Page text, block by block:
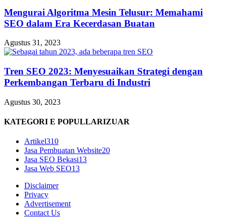
Mengurai Algoritma Mesin Telusur: Memahami
SEO dalam Era Kecerdasan Buatan
Agustus 31, 2023
Tren SEO 2023: Menyesuaikan Strategi dengan
Perkembangan Terbaru di Industri
Agustus 30, 2023
KATEGORI E POPULLARIZUAR
Artikel310
Jasa Pembuatan Website20
Jasa SEO Bekasi13
Jasa Web SEO13
Disclaimer
Privacy
Advertisement
Contact Us